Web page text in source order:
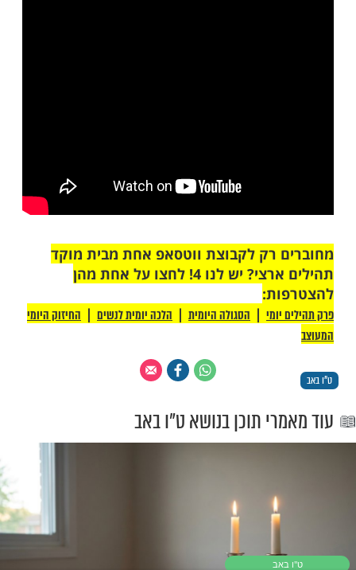
הַהוּא הִנֵּה אֱלֹקֵינוּ זֶה, קִוִּינוּ לוֹ וְיוֹשִׁיעֵנוּ, זֶה ה'
נָגִילָה וְנִשְׂמְחָה בִּישׁוּעָתוֹ". הקב"ה בכבודו
עד שיהיה אפשר להצביע עליו באצבע
אלוקינו זה"".